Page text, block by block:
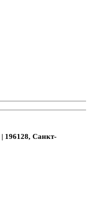
| 196128, Санкт-